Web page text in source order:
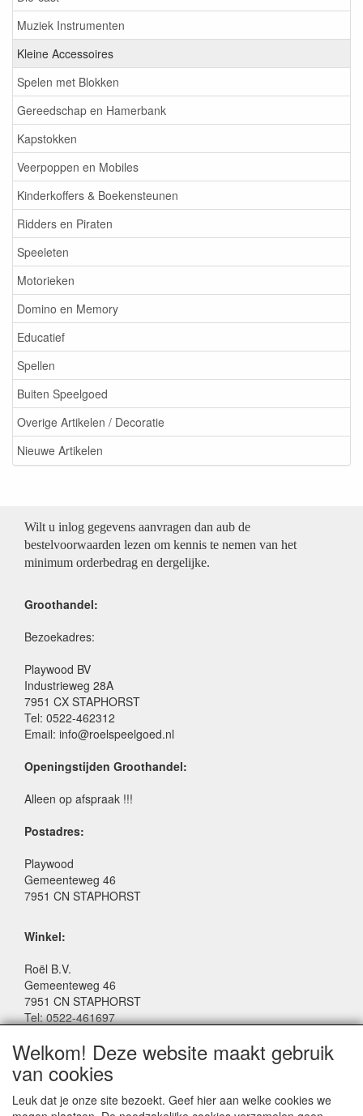
Muziek Instrumenten
Kleine Accessoires
Spelen met Blokken
Gereedschap en Hamerbank
Kapstokken
Veerpoppen en Mobiles
Kinderkoffers & Boekensteunen
Ridders en Piraten
Speeleten
Motorieken
Domino en Memory
Educatief
Spellen
Buiten Speelgoed
Overige Artikelen / Decoratie
Nieuwe Artikelen
Wilt u inlog gegevens aanvragen dan aub de
bestelvoorwaarden lezen om kennis te nemen van het
minimum orderbedrag en dergelijke.
Groothandel:
Bezoekadres:
Playwood BV
Industrieweg 28A
7951 CX STAPHORST
Tel: 0522-462312
Email: info@roelspeelgoed.nl
Openingstijden Groothandel:
Alleen op afspraak !!!
Postadres:
Playwood
Gemeenteweg 46
7951 CN STAPHORST
Winkel:
Roël B.V.
Gemeenteweg 46
7951 CN STAPHORST
Tel: 0522-461697
Facebook: www.facebook.com/roelspeelgoed
Openingstijden Winkel:
Welkom! Deze website maakt gebruik
van cookies
Leuk dat je onze site bezoekt. Geef hier aan welke cookies we